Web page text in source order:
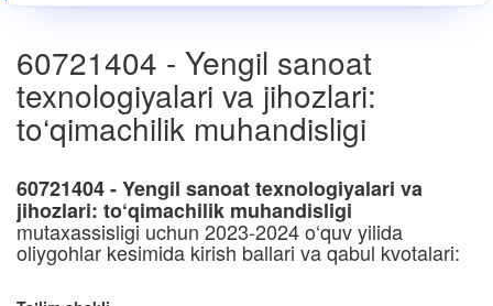
60721404 - Yengil sanoat
texnologiyalari va jihozlari:
to‘qimachilik muhandisligi
60721404 - Yengil sanoat texnologiyalari va
jihozlari: to‘qimachilik muhandisligi
mutaxassisligi uchun 2023-2024 o‘quv yilida
oliygohlar kesimida kirish ballari va qabul kvotalari: